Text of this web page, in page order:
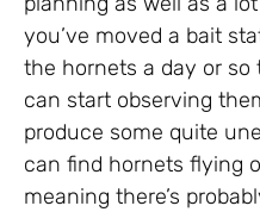
you’ve moved a bait
the hornets a day or
can start observing
produce some quite
can find hornets flying
meaning there’s